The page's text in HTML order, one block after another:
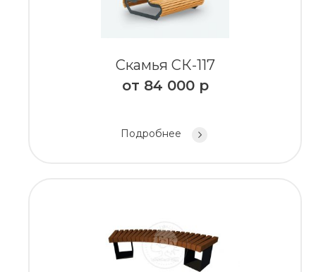
Скамья СК-117
от 84 000 р
Подробнее